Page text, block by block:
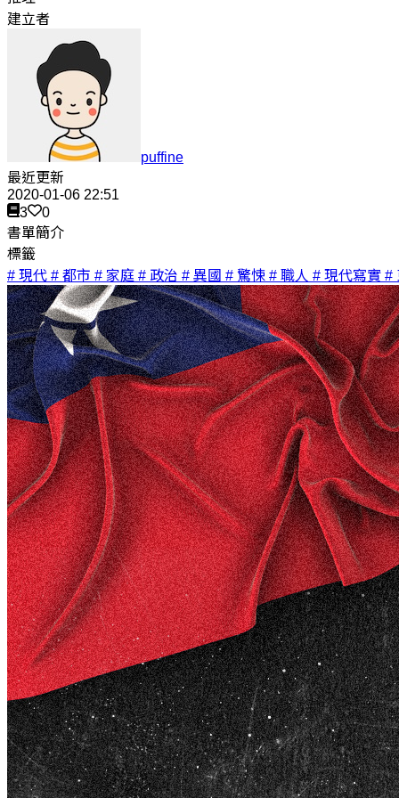
建立者
puffine
最近更新
2020-01-06 22:51
3
0
書單簡介
標籤
# 現代 # 都市 # 家庭 # 政治 # 異國 # 驚悚 # 職人 # 現代寫實 #